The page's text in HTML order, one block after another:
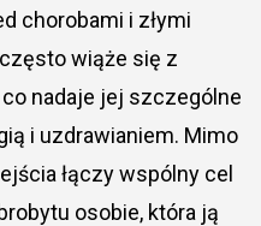
chorobami i złymi
wiąże się z
nadaje jej szczególne
i uzdrawianiem. Mimo
łączy wspólny cel
osobie, która ją